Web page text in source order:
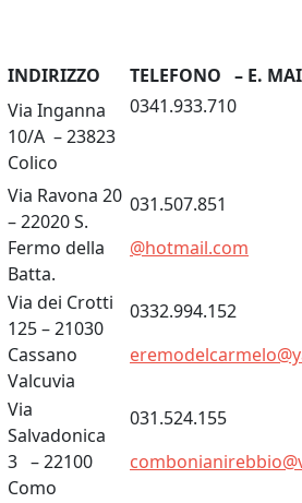
INDIRIZZO TELEFONO – E.
Via Inganna
10/A – 23823
Colico
0341.933.710
Via Ravona 20
– 22020 S.
Fermo della
Batta.
031.507.851
@hotmail.com
Via dei Crotti
125 – 21030
Cassano
Valcuvia
0332.994.152
Via
Salvadonica
3 – 22100
Como
031.524.155